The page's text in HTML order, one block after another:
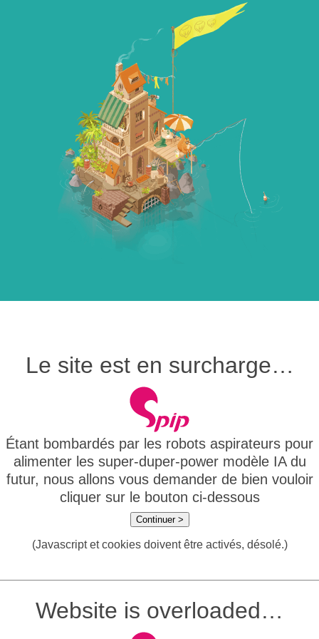
Le site est en surcharge…
Étant bombardés par les robots aspirateurs pour
alimenter les super-duper-power modèle IA du
futur, nous allons vous demander de bien vouloir
cliquer sur le bouton ci-dessous
Continuer >
(Javascript et cookies doivent être activés, désolé.)
Website is overloaded…